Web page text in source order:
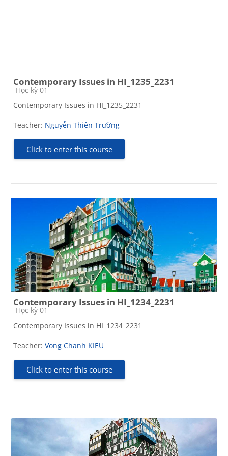
Contemporary Issues in HI_1235_2231
Course category
Học kỳ 01
Contemporary Issues in HI_1235_2231
Teacher: Nguyễn Thiên Trường
Click to enter this course
Contemporary Issues in HI_1234_2231
Course category
Học kỳ 01
Contemporary Issues in HI_1234_2231
Teacher: Vong Chanh KIEU
Click to enter this course